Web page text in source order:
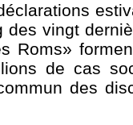
des vingt
Roms»
de cas
des